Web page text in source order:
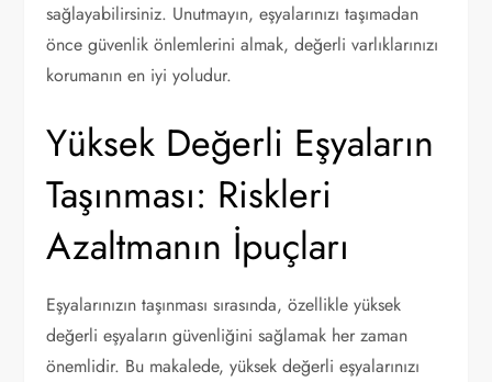
sağlayabilirsiniz. Unutmayın, eşyalarınızı taşımadan
önce güvenlik önlemlerini almak, değerli varlıklarınızı
korumanın en iyi yoludur.
Yüksek Değerli Eşyaların
Taşınması: Riskleri
Azaltmanın İpuçları
Eşyalarınızın taşınması sırasında, özellikle yüksek
değerli eşyaların güvenliğini sağlamak her zaman
önemlidir. Bu makalede, yüksek değerli eşyalarınızı